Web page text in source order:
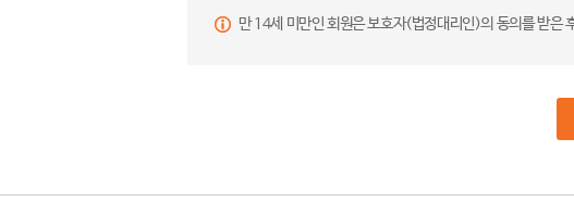
만 14세 미만인 회원은 보호자(법정대리인)의 동의를 받은